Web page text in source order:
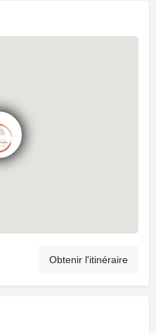
Obtenir l'itinéraire